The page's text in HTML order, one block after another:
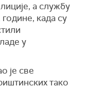
а службу
када су
у
је све
тако